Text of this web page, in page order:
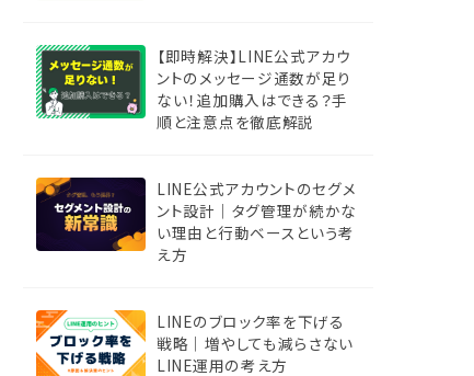
【即時解決】LINE公式アカウ
ントのメッセージ通数が足り
ない！追加購入はできる？手
順と注意点を徹底解説
LINE公式アカウントのセグメ
ント設計｜タグ管理が続かな
い理由と行動ベースという考
え方
LINEのブロック率を下げる
戦略｜増やしても減らさない
LINE運用の考え方